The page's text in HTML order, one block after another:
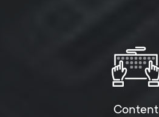
Content